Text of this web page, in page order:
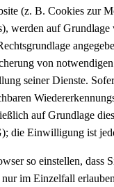
(z. B. Cookies zur
werden auf
von
seiner Dienste.
auf Grundlage
die Einwilligung ist
so einstellen, dass
im Einzelfall